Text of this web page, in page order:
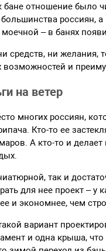
отношение было
россиян,
моечной – в банях
средств, ни желания,
возможностей и
на ветер
многих россиян,
Кто-то ее
А кто-то и
так и
для нее проект –
и экономнее, чем
вариант
и одна крыша,